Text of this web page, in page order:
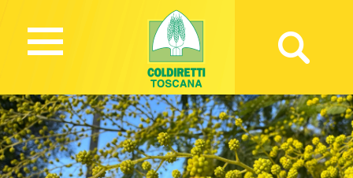
757 Views